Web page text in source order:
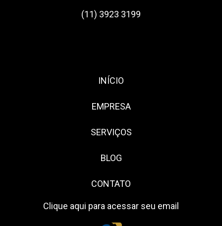
(11) 3923 3199
INÍCIO
EMPRESA
SERVIÇOS
BLOG
CONTATO
Clique aqui para acessar seu email